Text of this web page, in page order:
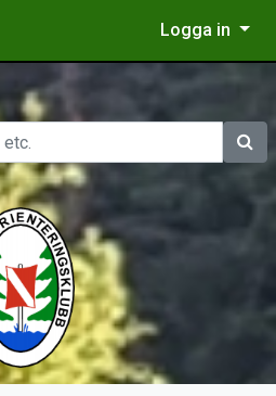
Logga in
Sök